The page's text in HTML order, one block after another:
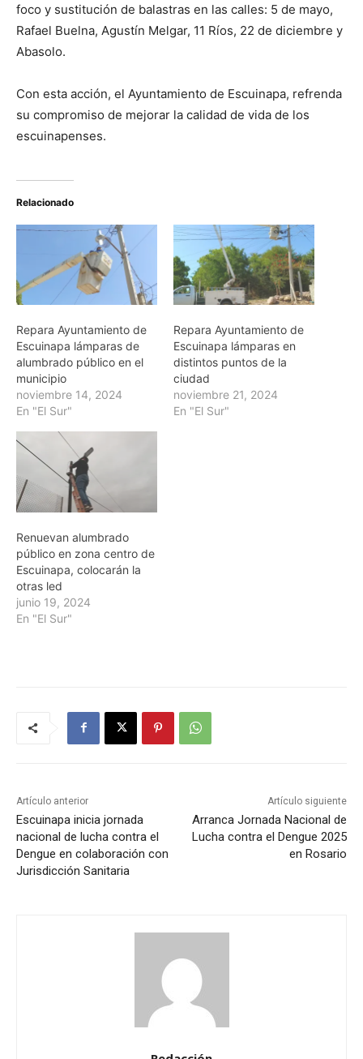
foco y sustitución de balastras en las calles: 5 de mayo,
Rafael Buelna, Agustín Melgar, 11 Ríos, 22 de diciembre y
Abasolo.
Con esta acción, el Ayuntamiento de Escuinapa, refrenda
su compromiso de mejorar la calidad de vida de los
escuinapenses.
Relacionado
Repara Ayuntamiento de
Escuinapa lámparas de
alumbrado público en el
municipio
noviembre 14, 2024
En "El Sur"
Repara Ayuntamiento de
Escuinapa lámparas en
distintos puntos de la
ciudad
noviembre 21, 2024
En "El Sur"
Renuevan alumbrado
público en zona centro de
Escuinapa, colocarán la
otras led
junio 19, 2024
En "El Sur"
Artículo anterior
Escuinapa inicia jornada
nacional de lucha contra el
Dengue en colaboración con
Jurisdicción Sanitaria
Artículo siguiente
Arranca Jornada Nacional de
Lucha contra el Dengue 2025
en Rosario